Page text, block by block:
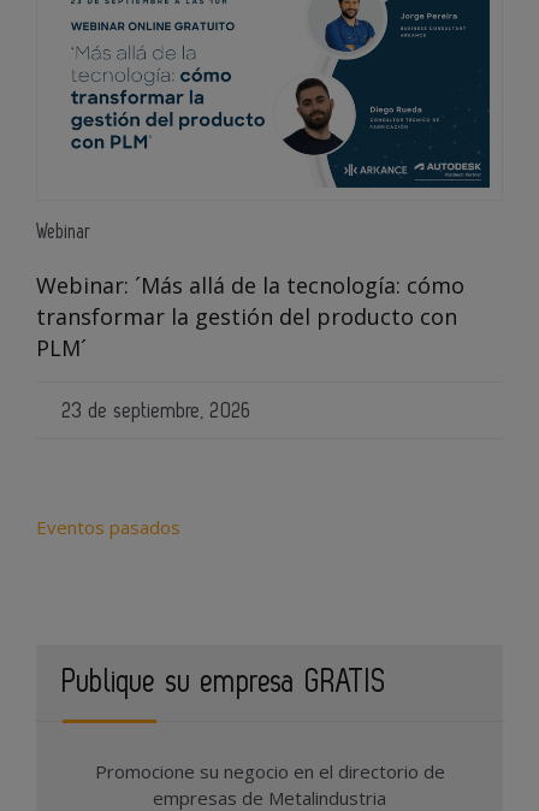
Webinar
Webinar: ´Más allá de la tecnología: cómo
transformar la gestión del producto con
PLM´
23 de septiembre, 2026
Eventos pasados
Publique su empresa GRATIS
Promocione su negocio en el directorio de
empresas de Metalindustria